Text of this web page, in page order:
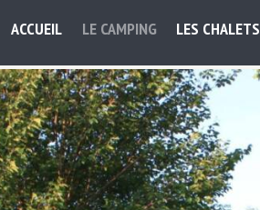
ACCUEIL LE CAMPING LES CHALETS